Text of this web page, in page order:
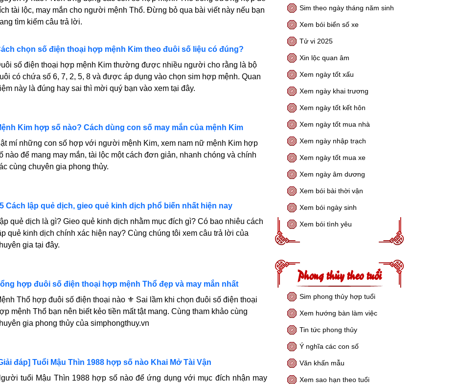
tài lộc, may mắn cho người mệnh Thổ. Đừng bỏ qua bài viết này nếu bạn
tìm kiếm câu trả lời.
chọn số điện thoại hợp mệnh Kim theo đuôi số liệu có đúng?
số điện thoại hợp mệnh Kim thường được nhiều người cho rằng là bộ
có chứa số 6, 7, 2, 5, 8 và được áp dụng vào chọn sim hợp mệnh. Quan
này là đúng hay sai thì mời quý bạn vào xem tại đây.
Kim hợp số nào? Cách dùng con số may mắn của mệnh Kim
mí những con số hợp với người mệnh Kim, xem nam nữ mệnh Kim hợp
nào để mang may mắn, tài lộc một cách đơn giản, nhanh chóng và chính
cùng chuyên gia phong thủy.
Cách lập quẻ dịch, gieo quẻ kinh dịch phổ biến nhất hiện nay
quẻ dịch là gì? Gieo quẻ kinh dịch nhằm mục đích gì? Có bao nhiêu cách
quẻ kinh dịch chính xác hiện nay? Cùng chúng tôi xem câu trả lời của
gia tại đây.
hợp đuôi số điện thoại hợp mệnh Thổ đẹp và may mắn nhất
Thổ hợp đuôi số điện thoại nào ⚜️ Sai lầm khi chọn đuôi số điện thoại
mệnh Thổ bạn nên biết kẻo tiền mất tật mang. Cùng tham khảo cùng
gia phong thủy của simphongthuy.vn
đáp] Tuổi Mậu Thìn 1988 hợp số nào Khai Mở Tài Vận
tuổi Mậu Thìn 1988 hợp số nào để ứng dụng với mục đích nhận may
Sim theo ngày tháng năm sinh
Xem bói biển số xe
Tử vi 2025
Xin lộc quan âm
Xem ngày tốt xấu
Xem ngày khai trương
Xem ngày tốt kết hôn
Xem ngày tốt mua nhà
Xem ngày nhập trạch
Xem ngày tốt mua xe
Xem ngày âm dương
Xem bói bài thời vận
Xem bói ngày sinh
Xem bói tình yêu
Phong thủy theo tuổi
Sim phong thủy hợp tuổi
Xem hướng bàn làm việc
Tin tức phong thủy
Ý nghĩa các con số
Văn khấn mẫu
Xem sao hạn theo tuổi